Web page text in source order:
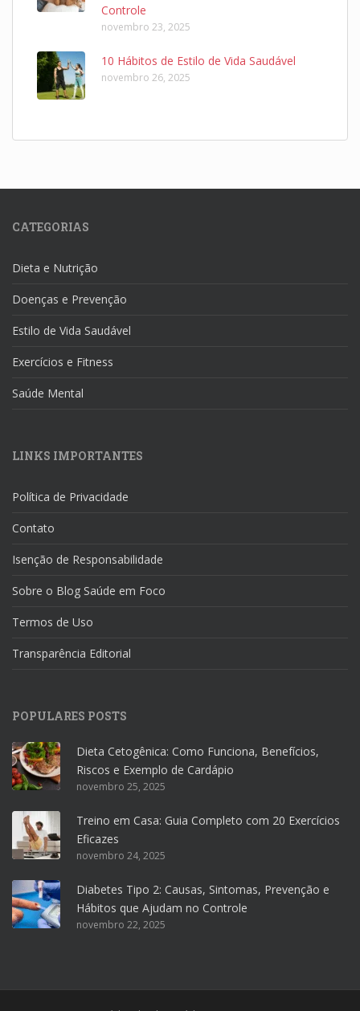
Controle
novembro 23, 2025
10 Hábitos de Estilo de Vida Saudável
novembro 26, 2025
CATEGORIAS
Dieta e Nutrição
Doenças e Prevenção
Estilo de Vida Saudável
Exercícios e Fitness
Saúde Mental
LINKS IMPORTANTES
Política de Privacidade
Contato
Isenção de Responsabilidade
Sobre o Blog Saúde em Foco
Termos de Uso
Transparência Editorial
POPULARES POSTS
Dieta Cetogênica: Como Funciona, Benefícios,
Riscos e Exemplo de Cardápio
novembro 25, 2025
Treino em Casa: Guia Completo com 20 Exercícios
Eficazes
novembro 24, 2025
Diabetes Tipo 2: Causas, Sintomas, Prevenção e
Hábitos que Ajudam no Controle
novembro 22, 2025